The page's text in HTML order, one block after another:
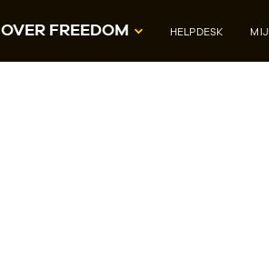
OVER FREEDOM HELPDESK